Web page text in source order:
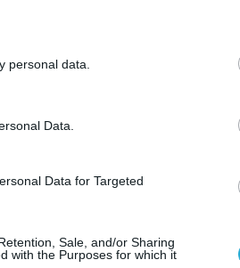
personal data.
Data.
Data for Targeted
Sale, and/or Sharing
with the Purposes for which it
εξοπλισμένο με
πρότυπα.
και εκτέλεσε ένα
σενάριο που
ασφαλείας που
καλύπτοντας ένα φάσμα
Μονάδες
αξιολόγησε το ΕΤΑ